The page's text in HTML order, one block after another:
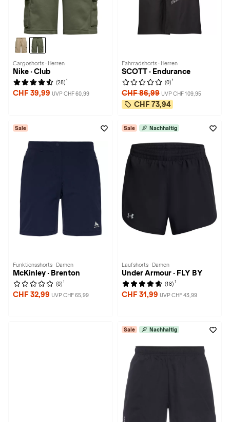
Cargoshorts · Herren
Nike · Club
(28) 1
CHF 39,99 UVP CHF 60,99
Fahrradshorts · Herren
SCOTT · Endurance
(0) 1
CHF 86,99 UVP CHF 109,95
CHF 73,94
Sale
Funktionsshorts · Damen
McKinley · Brenton
(0) 1
CHF 32,99 UVP CHF 65,99
Sale Nachhaltig
Laufshorts · Damen
Under Armour · FLY BY
(18) 1
CHF 31,99 UVP CHF 43,99
Sale Nachhaltig